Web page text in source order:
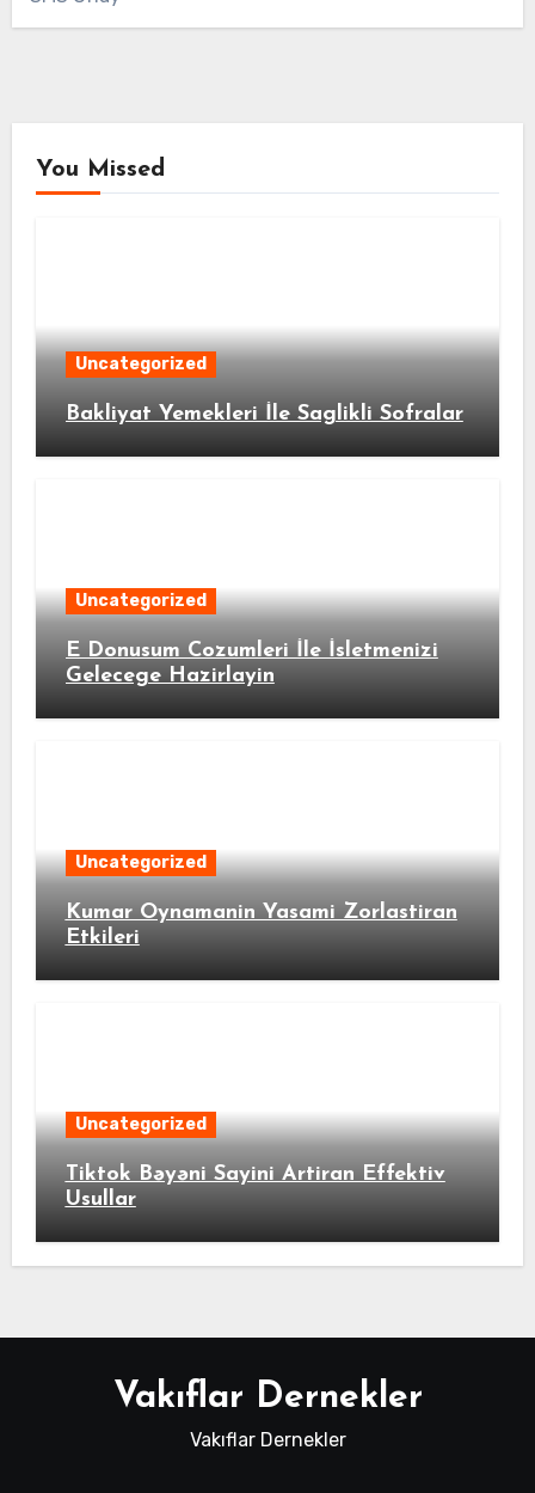
You Missed
Uncategorized
Bakliyat Yemekleri İle Saglikli Sofralar
Uncategorized
E Donusum Cozumleri İle İsletmenizi
Gelecege Hazirlayin
Uncategorized
Kumar Oynamanin Yasami Zorlastiran
Etkileri
Uncategorized
Tiktok Bəyəni Sayini Artiran Effektiv
Usullar
Vakıflar Dernekler
Vakıflar Dernekler